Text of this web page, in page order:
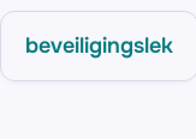
beveiligingslek